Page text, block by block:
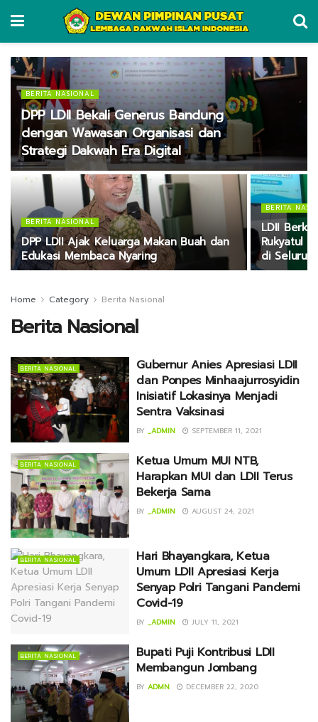
BERITA NASIONAL
DPP LDII Bekali Generus Bandung
dengan Wawasan Organisasi dan
Strategi Dakwah Era Digital
BERITA NASIONAL
DPP LDII Ajak Keluarga Makan Buah dan
Edukasi Membaca Nyaring
BERITA
LDII
Rukyatul
di Seluruh
Home Category Berita Nasional
Berita Nasional
BERITA NASIONAL
Gubernur Anies Apresiasi LDII
dan Ponpes Minhaajurrosyidin
Inisiatif Lokasinya Menjadi
Sentra Vaksinasi
BY _ADMIN SEPTEMBER 11, 2021
BERITA NASIONAL
Ketua Umum MUI NTB,
Harapkan MUI dan LDII Terus
Bekerja Sama
BY _ADMIN AUGUST 24, 2021
BERITA NASIONAL
Hari Bhayangkara, Ketua
Umum LDII Apresiasi Kerja
Senyap Polri Tangani Pandemi
Covid-19
BY _ADMIN JULY 11, 2021
BERITA NASIONAL
Bupati Puji Kontribusi LDII
Membangun Jombang
BY ADMN DECEMBER 22, 2020